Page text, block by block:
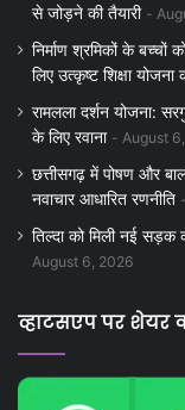
से जोड़ने की तैयारी
निर्माण श्रमिकों के बच्चों
लिए उत्कृष्ट शिक्षा योजना
रामलला दर्शन योजना:
के लिए रवाना
August
छत्तीसगढ़ में पोषण और
नवाचार आधारित रणनीति
तिल्दा को मिली नई सड़क
August 6, 2026
व्हाटसएप पर शेयर